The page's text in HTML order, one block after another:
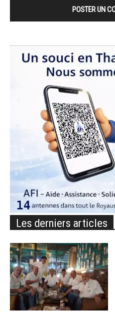
Les derniers articles